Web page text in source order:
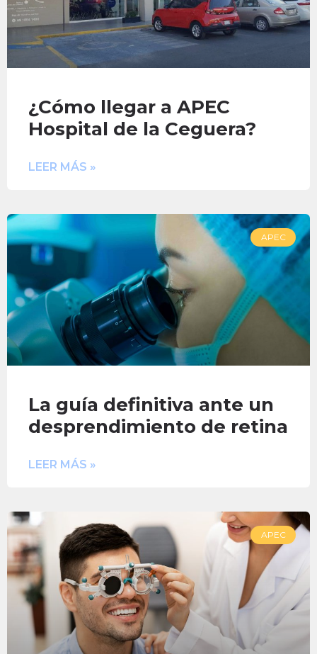
¿Cómo llegar a APEC
Hospital de la Ceguera?
LEER MÁS »
APEC
La guía definitiva ante un
desprendimiento de retina
LEER MÁS »
APEC